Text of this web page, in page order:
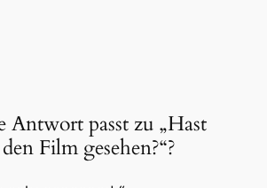
Antwort passt zu „Hast
Film gesehen?“?